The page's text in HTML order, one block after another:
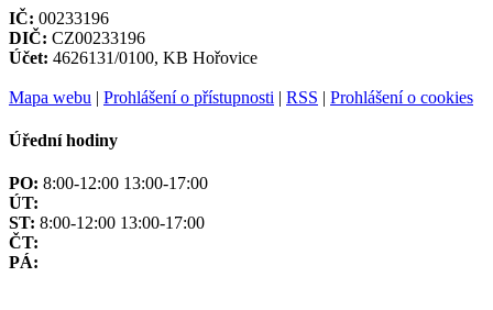
IČ: 00233196
DIČ: CZ00233196
Účet: 4626131/0100, KB Hořovice
Mapa webu | Prohlášení o přístupnosti | RSS | Prohlášení o cookies
Úřední hodiny
PO: 8:00-12:00 13:00-17:00
ÚT:
ST: 8:00-12:00 13:00-17:00
ČT:
PÁ: